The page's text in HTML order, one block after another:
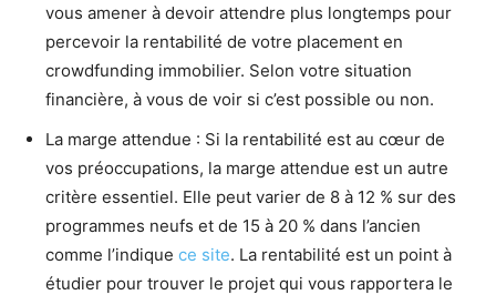
vous amener à devoir attendre plus longtemps pour
percevoir la rentabilité de votre placement en
crowdfunding immobilier. Selon votre situation
financière, à vous de voir si c’est possible ou non.
La marge attendue : Si la rentabilité est au cœur de
vos préoccupations, la marge attendue est un autre
critère essentiel. Elle peut varier de 8 à 12 % sur des
programmes neufs et de 15 à 20 % dans l’ancien
comme l’indique ce site. La rentabilité est un point à
étudier pour trouver le projet qui vous rapportera le